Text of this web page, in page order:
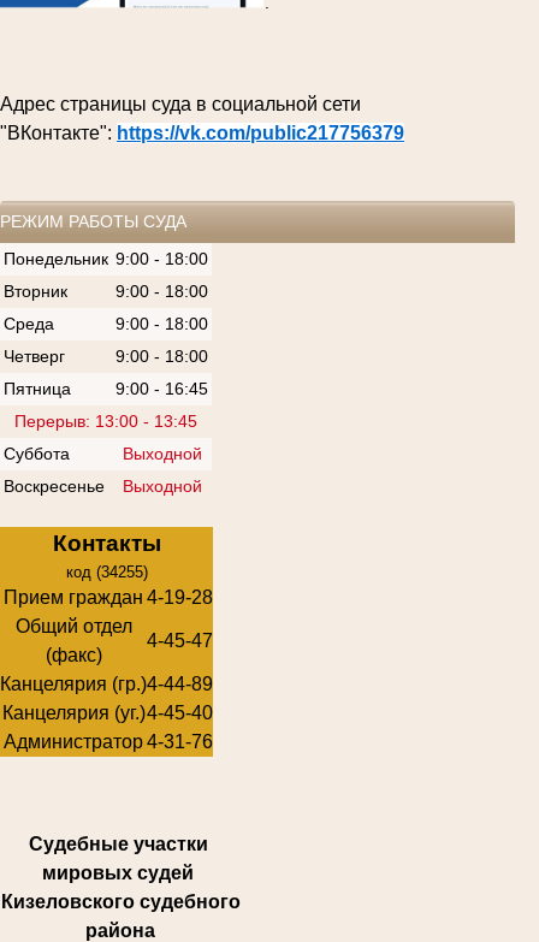
Адрес страницы суда в социальной сети
"ВКонтакте": https://vk.com/public217756379
РЕЖИМ РАБОТЫ СУДА
Понедельник 9:00 - 18:00
Вторник
9:00 - 18:00
Среда
9:00 - 18:00
Четверг
9:00 - 18:00
Пятница
9:00 - 16:45
Перерыв: 13:00 - 13:45
Суббота
Выходной
Воскресенье
Выходной
Контакты
код (34255)
Прием граждан 4-19-28
Общий отдел
(факс)
4-45-47
Канцелярия (гр.)4-44-89
Канцелярия (уг.)4-45-40
Администратор4-31-76
Судебные участки
мировых судей
Кизеловского судебного
района